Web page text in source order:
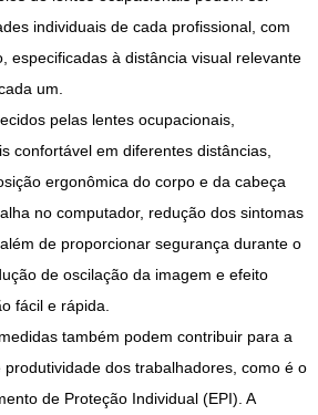
individuais de cada profissional, com
especificadas à distância visual relevante
um.
pelas lentes ocupacionais,
confortável em diferentes distâncias,
ergonômica do corpo e da cabeça
no computador, redução dos sintomas
de proporcionar segurança durante o
de oscilação da imagem e efeito
fácil e rápida.
também podem contribuir para a
dos trabalhadores, como é o
de Proteção Individual (EPI). A